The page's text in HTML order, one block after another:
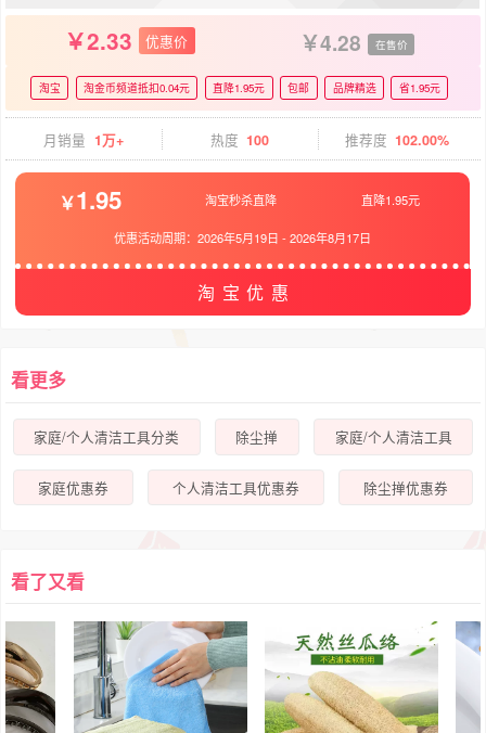
2.33 优惠价 4.28 在售价
淘宝 淘金币频道抵扣0.04元 直降1.95元 包邮 品牌精选 省1.95元
月销量 1万+ 热度 100 推荐度 102.00%
1.95 淘宝秒杀直降 直降1.95元
优惠活动周期：2026年5月19日 -2026年8月17日
淘宝优惠
看更多
家庭/个人清洁工具分类 除尘掸 家庭/个人清洁工具
家庭优惠券 个人清洁工具优惠券 除尘掸优惠券
看了又看